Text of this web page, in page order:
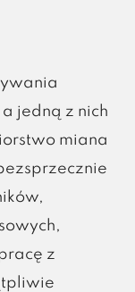
jedną z nich
miana
z